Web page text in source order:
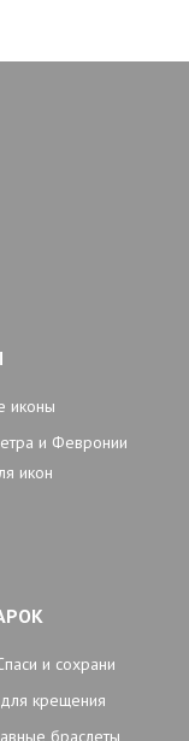
иконы
и Февронии
икон
и сохрани
крещения
браслеты